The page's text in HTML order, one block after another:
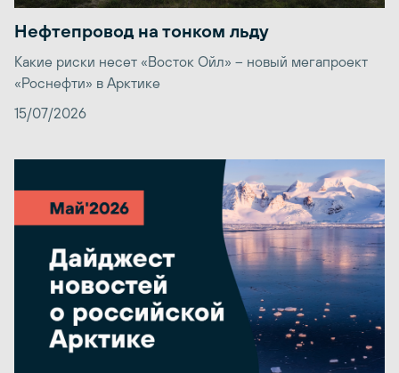
Нефтепровод на тонком льду
Какие риски несет «Восток Ойл» – новый мегапроект
«Роснефти» в Арктике
15/07/2026